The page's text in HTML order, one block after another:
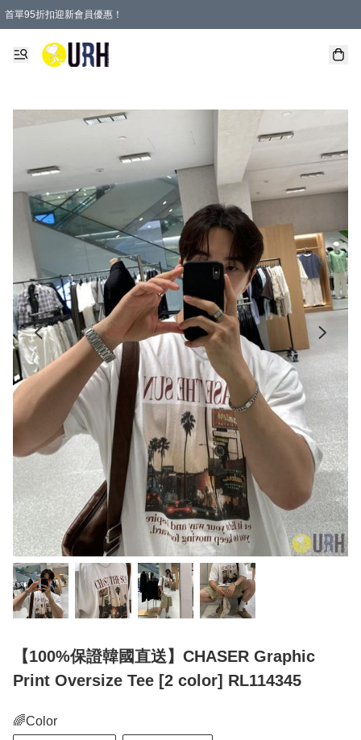
首單95折扣迎新會員優惠！
特選會員可享全單低至 95 折優惠！
單一訂單滿HKD600(澳門HKD800)包郵寄順豐送到家。
【100%保證韓國直送】CHASER Graphic
Print Oversize Tee [2 color] RL114345
🌈Color